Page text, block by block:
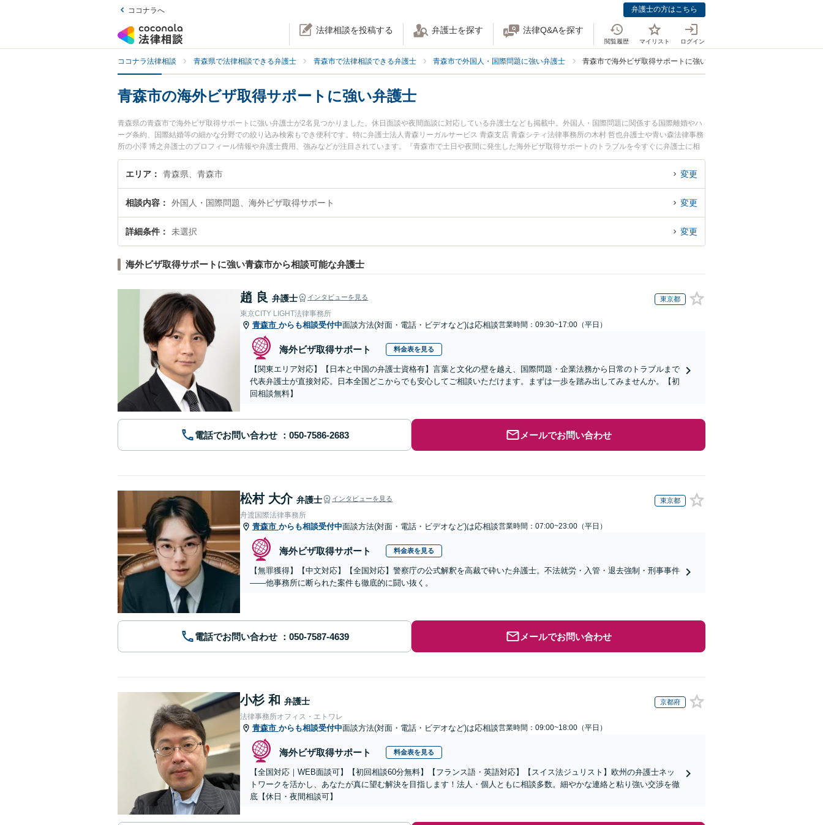
ココナラへ 弁護士の方はこちら
法律相談を投稿する 弁護士を探す 法律Q&Aを探す
閲覧履歴 マイリスト ログイン
ココナラ法律相談 青森県で法律相談できる弁護士 青森市で法律相談できる弁護士 青森市で外国人・国際問題に強い弁護士 青森市で海外ビザ取得サポートに強い弁護士
青森市の海外ビザ取得サポートに強い弁護士
青森県の青森市で海外ビザ取得サポートに強い弁護士が2名見つかりました。休日面談や夜間面談に対応している弁護士なども掲載中。外国人・国際問題に関係する国際離婚やハ
ーグ条約、国際結婚等の細かな分野での絞り込み検索もでき便利です。特に弁護士法人青森リーガルサービス 青森支店 青森シティ法律事務所の木村 哲也弁護士や青い森法律事務
所の小澤 博之弁護士のプロフィール情報や弁護士費用、強みなどが注目されています。『青森市で土日や夜間に発生した海外ビザ取得サポートのトラブルを今すぐに弁護士に相
談したい』『海外ビザ取得サポートのトラブル解決の実績豊富な近くの弁護士を検索したい』『初回相談無料で海外ビザ取得サポートを法律相談できる青森市内の弁護士に相談予
約したい』などでお困りの相談者さんにおすすめです。
エリア 青森県、青森市 変更
相談内容 外国人・国際問題、海外ビザ取得サポート 変更
詳細条件 未選択 変更
海外ビザ取得サポートに強い青森市から相談可能な弁護士
趙 良 弁護士 インタビューを見る 東京都
東京CITY LIGHT法律事務所
青森市 からも相談受付中面談方法(対面・電話・ビデオなど)は応相談営業時間：09:30~17:00（平日）
海外ビザ取得サポート 料金表を見る
【関東エリア対応】【日本と中国の弁護士資格有】言葉と文化の壁を越え、国際問題・企業法務から日常のトラブルまで
代表弁護士が直接対応。日本全国どこからでも安心してご相談いただけます。まずは一歩を踏み出してみませんか。【初
回相談無料】
電話でお問い合わせ メールでお問い合わせ
松村 大介 弁護士 インタビューを見る 東京都
舟渡国際法律事務所
青森市 からも相談受付中面談方法(対面・電話・ビデオなど)は応相談営業時間：07:00~23:00（平日）
海外ビザ取得サポート 料金表を見る
【無罪獲得】【中文対応】【全国対応】警察庁の公式解釈を高裁で砕いた弁護士。不法就労・入管・退去強制・刑事事件
——他事務所に断られた案件も徹底的に闘い抜く。
電話でお問い合わせ メールでお問い合わせ
小杉 和 弁護士 京都府
法律事務所オフィス・エトワレ
青森市 からも相談受付中面談方法(対面・電話・ビデオなど)は応相談営業時間：09:00~18:00（平日）
海外ビザ取得サポート 料金表を見る
【全国対応｜WEB面談可】【初回相談60分無料】【フランス語・英語対応】【スイス法ジュリスト】欧州の弁護士ネッ
トワークを活かし、あなたが真に望む解決を目指します！法人・個人ともに相談多数。細やかな連絡と粘り強い交渉を徹
底【休日・夜間相談可】